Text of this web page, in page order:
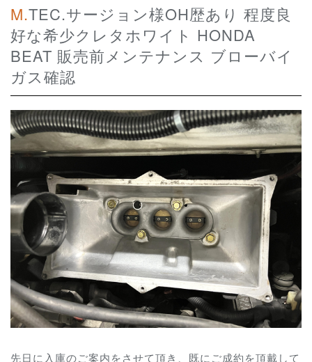
M.TEC.サージョン様OH歴あり 程度良
好な希少クレタホワイト HONDA
BEAT 販売前メンテナンス ブローバイ
ガス確認
先日に入庫のご案内をさせて頂き、既にご成約を頂戴して